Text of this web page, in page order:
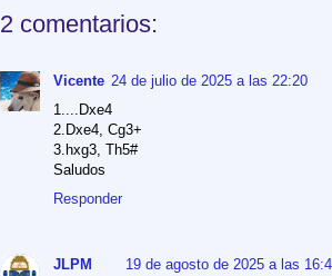
2 comentarios:
Vicente 24 de julio de 2025 a las 22:20
1....Dxe4
2.Dxe4, Cg3+
3.hxg3, Th5#
Saludos
Responder
JLPM
19 de agosto de 2025 a las